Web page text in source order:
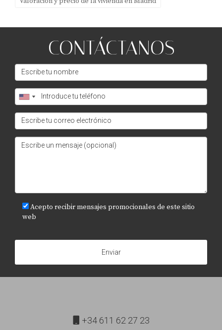
¿Es necesario contratar a un agente
inmobiliario?
facilitar mucho el proceso y aumentar tus posibilidades
de venta exitosa. Recuerda que cada paso cuenta cuando
se trata de vender tu hogar. ¡Estamos aquí para ayudarte!
CONTÁCTANOS
Acepto recibir mensajes promocionales de este sitio
web
Enviar
+34 611 62 27 23